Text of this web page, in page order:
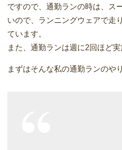
ですので、通勤ランの時は、ス
いので、ランニングウェアで走
ています。
また、通勤ランは週に2回ほど実
まずはそんな私の通勤ランのや